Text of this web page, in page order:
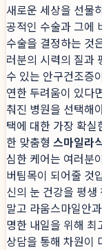
새로운 세상을 선물
공적인 수술과 그에
수술을 결정하는 것
러분의 시력의 질과
수 있는 안구건조증
연한 두려움이 있다
춰진 병원을 선택해
택에 대한 가장 확
한 맞춤형 스마일라
심한 케어는 여러분
버팀목이 되어줄 것
신의 눈 건강을 평
말고 라움스마일안
명한 내일을 위해 최
상담을 통해 차원이